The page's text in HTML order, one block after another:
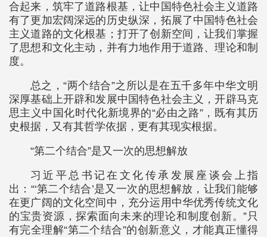
合起来，筑牢了道路根基，让中国特色社会主义道路
有了更加宏阔深远的历史纵深，拓展了中国特色社会
主义道路的文化根基；打开了创新空间，让我们掌握
了思想和文化主动，并有力地作用于道路、理论和制
度。
总之，“两个结合”之所以是在五千多年中华文明
深厚基础上开辟和发展中国特色社会主义，开辟马克
思主义中国化时代化新境界的“必由之路”，既有其历
史根据，又有其哲学依据，更有其现实根据。
“第二个结合”是又一次的思想解放
习近平总书记在文化传承发展座谈会上指
出：“‘第二个结合’是又一次的思想解放，让我们能够
在更广阔的文化空间中，充分运用中华优秀传统文化
的宝贵资源，探索面向未来的理论和制度创新。”只
有完全理解“第二个结合”的创新意义，才能真正懂得